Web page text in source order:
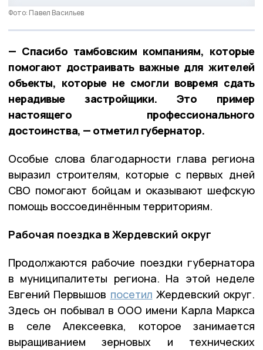
Фото: Павел Васильев
— Спасибо тамбовским компаниям, которые
помогают достраивать важные для жителей
объекты, которые не смогли вовремя сдать
нерадивые застройщики. Это пример
настоящего профессионального
достоинства, — отметил губернатор.
Особые слова благодарности глава региона
выразил строителям, которые с первых дней
СВО помогают бойцам и оказывают шефскую
помощь воссоединённым территориям.
Рабочая поездка в Жердевский округ
Продолжаются рабочие поездки губернатора
в муниципалитеты региона. На этой неделе
Евгений Первышов посетил Жердевский округ.
Здесь он побывал в ООО имени Карла Маркса
в селе Алексеевка, которое занимается
выращиванием зерновых и технических